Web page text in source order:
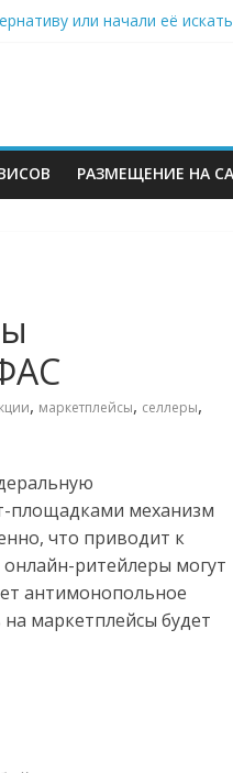
или начали её искать
Уфа и Ярославль под
РАЗМЕЩЕНИЕ НА
, маркетплейсы, селлеры,
площадками механизм
что приводит к
ритейлеры могут
антимонопольное
маркетплейсы будет